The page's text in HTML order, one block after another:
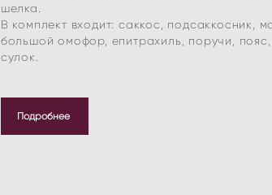
шелка.
В комплект входит: саккос, подсаккосник,
большой омофор, епитрахиль, поручи,
сулок.
Подробнее